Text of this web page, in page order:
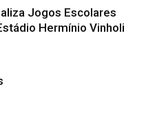
Jogos Escolares
Hermínio Vinholi